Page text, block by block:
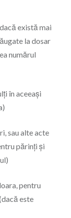
există mai
la dosar
numărul
în aceeași
sau alte acte
părinți și
pentru
este